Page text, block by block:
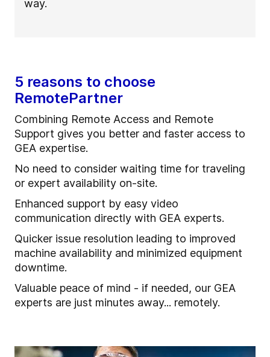
way.
5 reasons to choose
RemotePartner
Combining Remote Access and Remote
Support gives you better and faster access to
GEA expertise.
No need to consider waiting time for traveling
or expert availability on-site.
Enhanced support by easy video
communication directly with GEA experts.
Quicker issue resolution leading to improved
machine availability and minimized equipment
downtime.
Valuable peace of mind - if needed, our GEA
experts are just minutes away... remotely.